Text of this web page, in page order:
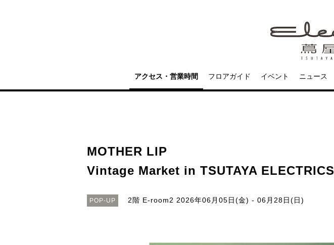
アクセス・営業時間 フロアガイド イベント ニュース
MOTHER LIP
Vintage Market in TSUTAYA ELECTRICS
POP-UP 2階 E-room2 2026年06月05日(金) - 06月28日(日)